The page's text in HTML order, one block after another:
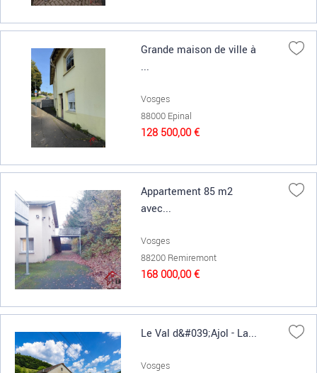
Grande maison de ville à
...
Vosges
88000 Epinal
128 500,00 €
Appartement 85 m2
avec...
Vosges
88200 Remiremont
168 000,00 €
Le Val d&#039;Ajol - La...
Vosges